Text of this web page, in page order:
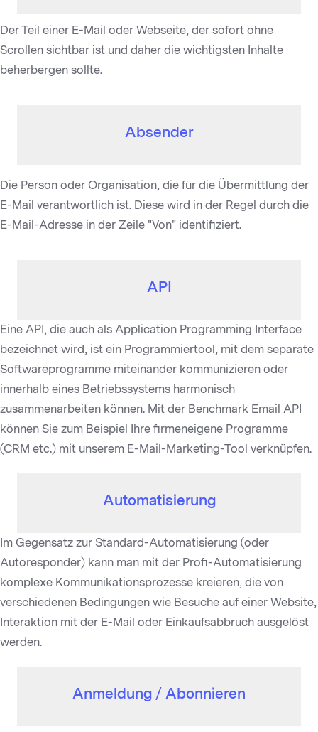
Der Teil einer E-Mail oder Webseite, der sofort ohne
Scrollen sichtbar ist und daher die wichtigsten Inhalte
beherbergen sollte.
Absender
Die Person oder Organisation, die für die Übermittlung der
E-Mail verantwortlich ist. Diese wird in der Regel durch die
E-Mail-Adresse in der Zeile "Von" identifiziert.
API
Eine API, die auch als Application Programming Interface
bezeichnet wird, ist ein Programmiertool, mit dem separate
Softwareprogramme miteinander kommunizieren oder
innerhalb eines Betriebssystems harmonisch
zusammenarbeiten können. Mit der Benchmark Email API
können Sie zum Beispiel Ihre firmeneigene Programme
(CRM etc.) mit unserem E-Mail-Marketing-Tool verknüpfen.
Automatisierung
Im Gegensatz zur Standard-Automatisierung (oder
Autoresponder) kann man mit der Profi-Automatisierung
komplexe Kommunikationsprozesse kreieren, die von
verschiedenen Bedingungen wie Besuche auf einer Website,
Interaktion mit der E-Mail oder Einkaufsabbruch ausgelöst
werden.
Anmeldung / Abonnieren